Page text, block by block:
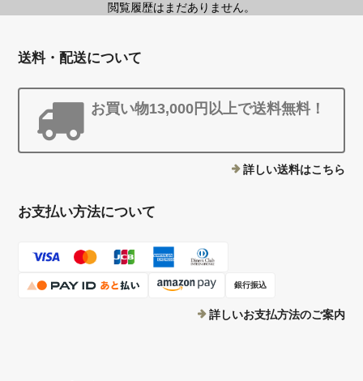
閲覧履歴はまだありません。
送料・配送について
お買い物13,000円以上で送料無料！
詳しい送料はこちら
お支払い方法について
銀行振込
詳しいお支払方法のご案内